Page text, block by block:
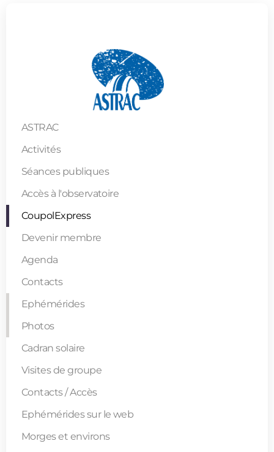
ASTRAC
Activités
Séances publiques
Accès à l'observatoire
CoupolExpress
Devenir membre
Agenda
Contacts
Ephémérides
Photos
Cadran solaire
Visites de groupe
Contacts / Accès
Ephémérides sur le web
Morges et environs
Catalogue